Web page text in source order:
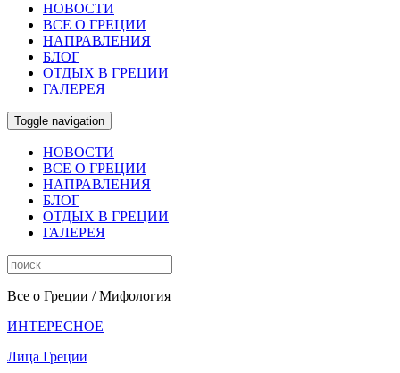
НОВОСТИ
ВСЕ О ГРЕЦИИ
НАПРАВЛЕНИЯ
БЛОГ
ОТДЫХ В ГРЕЦИИ
ГАЛЕРЕЯ
Toggle navigation
НОВОСТИ
ВСЕ О ГРЕЦИИ
НАПРАВЛЕНИЯ
БЛОГ
ОТДЫХ В ГРЕЦИИ
ГАЛЕРЕЯ
Все о Греции / Мифология
ИНТЕРЕСНОЕ
Лица Греции